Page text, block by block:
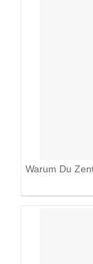
Warum Du